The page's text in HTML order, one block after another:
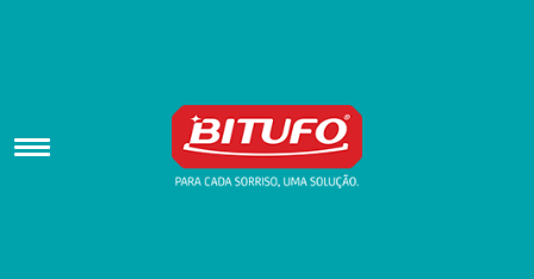
Kits > Bitufo Kit Ortodôntico Cônico